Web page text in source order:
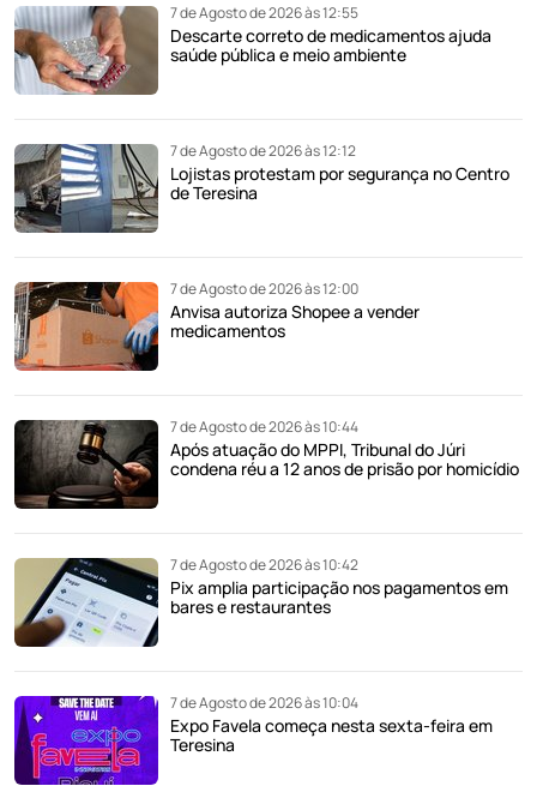
7 de Agosto de 2026 às 12:55
Descarte correto de medicamentos ajuda
saúde pública e meio ambiente
7 de Agosto de 2026 às 12:12
Lojistas protestam por segurança no Centro
de Teresina
7 de Agosto de 2026 às 12:00
Anvisa autoriza Shopee a vender
medicamentos
7 de Agosto de 2026 às 10:44
Após atuação do MPPI, Tribunal do Júri
condena réu a 12 anos de prisão por homicídio
7 de Agosto de 2026 às 10:42
Pix amplia participação nos pagamentos em
bares e restaurantes
7 de Agosto de 2026 às 10:04
Expo Favela começa nesta sexta-feira em
Teresina